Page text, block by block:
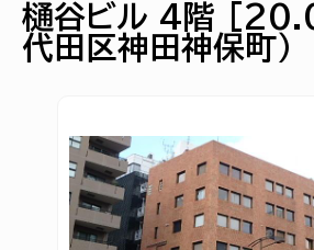
樋谷ビル 4階
代田区神田神保町）